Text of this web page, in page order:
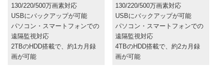
130/220/500万画素対応
USBにバックアップが可能
パソコン・スマートフォンでの
遠隔監視対応
2TBのHDD搭載で、約1カ月録
画が可能
130/220/500万画素対応
USBにバックアップが可能
パソコン・スマートフォンでの
遠隔監視対応
4TBのHDD搭載で、約2カ月録
画が可能